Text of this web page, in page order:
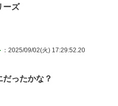
ーズ
：2025/09/02(火) 17:29:52.20
ったかな？